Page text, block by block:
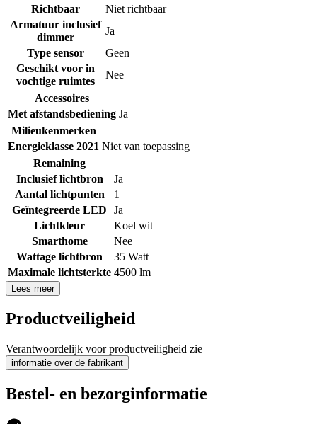
Richtbaar
Niet richtbaar
Armatuur inclusief
dimmer
Ja
Type sensor
Geen
Geschikt voor in
vochtige ruimtes
Nee
Accessoires
Met afstandsbediening Ja
Milieukenmerken
Energieklasse 2021 Niet van toepassing
Remaining
Inclusief lichtbron
Ja
Aantal lichtpunten
1
Geïntegreerde LED
Ja
Lichtkleur
Koel wit
Smarthome
Nee
Wattage lichtbron
35 Watt
Maximale lichtsterkte 4500 lm
Lees meer
Productveiligheid
Verantwoordelijk voor productveiligheid zie
informatie over de fabrikant
Bestel- en bezorginformatie